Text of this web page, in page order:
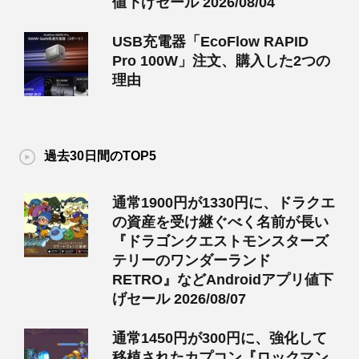
USB充電器「EcoFlow RAPID
Pro 100W」注文、購入した2つの
理由
過去30日間のTOP5
通常1900円が1330円に、ドラクエ
の資産を受け継ぐべく名前が長い
『ドラゴンクエストモンスターズ
テリーのワンダーランド
RETRO』などAndroidアプリ値下
げセール 2026/08/07
通常1450円が300円に、強化して